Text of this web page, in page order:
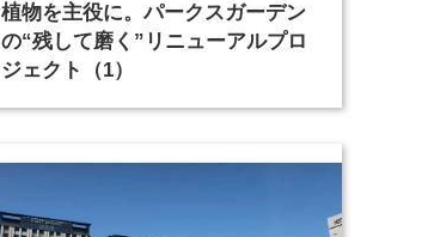
植物を主役に。パークスガーデン
の“残して磨く”リニューアルプロ
ジェクト（1）